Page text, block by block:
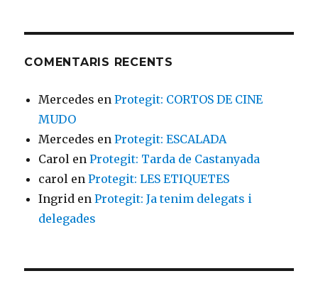
COMENTARIS RECENTS
Mercedes enProtegit: CORTOS DE CINE
MUDO
Mercedes enProtegit: ESCALADA
Carol enProtegit: Tarda de Castanyada
carol enProtegit: LES ETIQUETES
Ingrid enProtegit: Ja tenim delegats i
delegades